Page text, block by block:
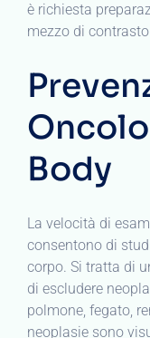
è richiesta
mezzo di
Body
La velocità di
consentono di
corpo. Si tratta di
di escludere
polmone, fegato,
neoplasie sono